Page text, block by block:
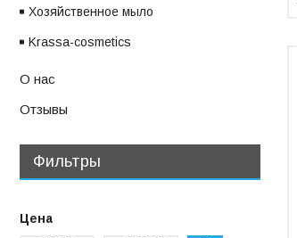
Хозяйственное мыло
Krassa-cosmetics
О нас
Отзывы
Фильтры
Цена